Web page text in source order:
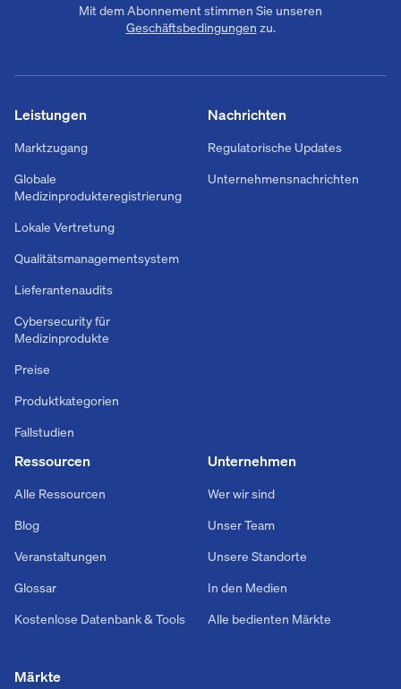
Mit dem Abonnement stimmen Sie unseren
Geschäftsbedingungen zu.
Nachrichten
Regulatorische Updates
Unternehmensnachrichten
Leistungen
Marktzugang
Globale
Medizinprodukteregistrierung
Lokale Vertretung
Qualitätsmanagementsystem
Lieferantenaudits
Cybersecurity für
Medizinprodukte
Preise
Produktkategorien
Fallstudien
Ressourcen
Alle Ressourcen
Blog
Veranstaltungen
Glossar
Kostenlose Datenbank & Tools
Unternehmen
Wer wir sind
Unser Team
Unsere Standorte
In den Medien
Alle bedienten Märkte
Märkte